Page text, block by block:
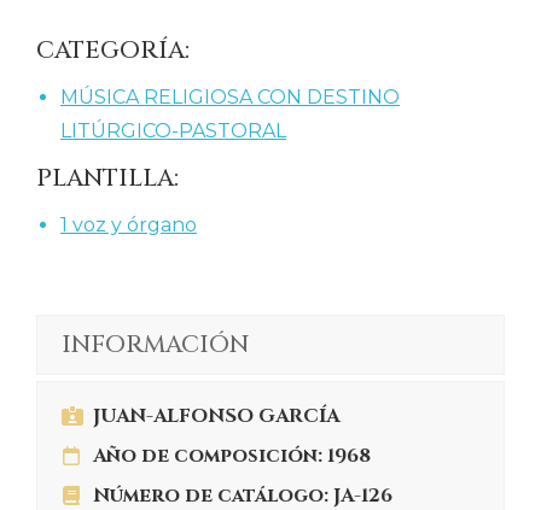
CATEGORÍA:
MÚSICA RELIGIOSA CON DESTINO
LITÚRGICO-PASTORAL
PLANTILLA:
1 voz y órgano
INFORMACIÓN
JUAN-ALFONSO GARCÍA
Año de composición: 1968
Número de catálogo: JA-126